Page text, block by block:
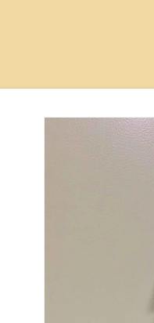
directamente